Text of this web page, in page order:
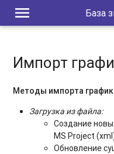
menu База
Импорт
Методы импорта
Загрузка из файла:
Создание
MS Project
Обновление